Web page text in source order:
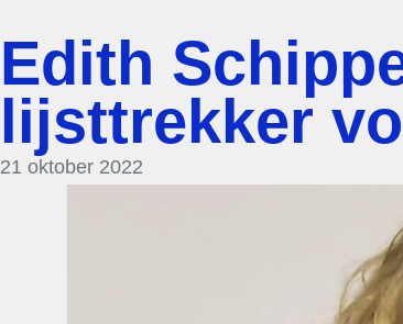
Edith
lijsttrekker
21 oktober 2022